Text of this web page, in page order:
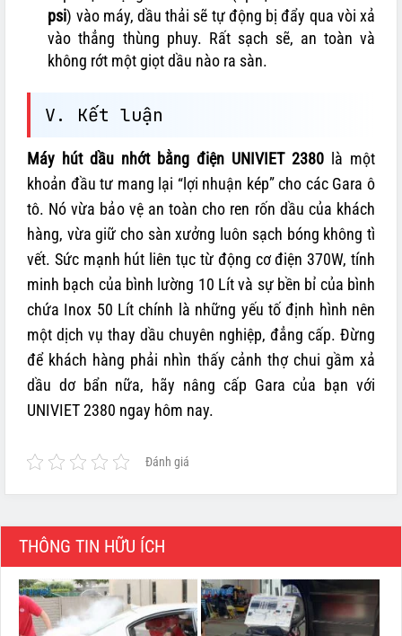
psi) vào máy, dầu thải sẽ tự động bị đẩy qua vòi xả
vào thẳng thùng phuy. Rất sạch sẽ, an toàn và
không rớt một giọt dầu nào ra sàn.
V. Kết luận
Máy hút dầu nhớt bằng điện UNIVIET 2380 là một
khoản đầu tư mang lại “lợi nhuận kép” cho các Gara ô
tô. Nó vừa bảo vệ an toàn cho ren rốn dầu của khách
hàng, vừa giữ cho sàn xưởng luôn sạch bóng không tì
vết. Sức mạnh hút liên tục từ động cơ điện 370W, tính
minh bạch của bình lường 10 Lít và sự bền bỉ của bình
chứa Inox 50 Lít chính là những yếu tố định hình nên
một dịch vụ thay dầu chuyên nghiệp, đẳng cấp. Đừng
để khách hàng phải nhìn thấy cảnh thợ chui gầm xả
dầu dơ bẩn nữa, hãy nâng cấp Gara của bạn với
UNIVIET 2380 ngay hôm nay.
Đánh giá
THÔNG TIN HỮU ÍCH